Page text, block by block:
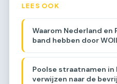
LEES OOK
Waarom Nederland en
band hebben door WOII
Poolse straatnamen in
verwijzen naar de